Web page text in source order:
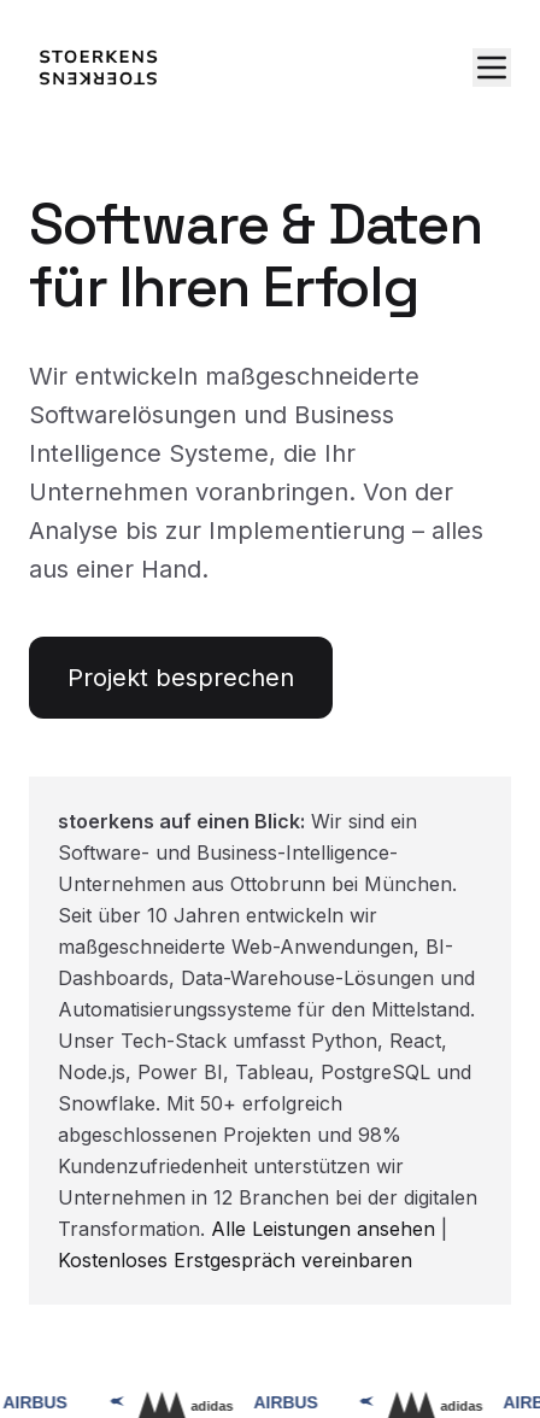
Software & Daten
für Ihren Erfolg
Wir entwickeln maßgeschneiderte
Softwarelösungen und Business
Intelligence Systeme, die Ihr
Unternehmen voranbringen. Von der
Analyse bis zur Implementierung – alles
aus einer Hand.
Projekt besprechen
stoerkens auf einen Blick: Wir sind ein
Software- und Business-Intelligence-
Unternehmen aus Ottobrunn bei München.
Seit über 10 Jahren entwickeln wir
maßgeschneiderte Web-Anwendungen, BI-
Dashboards, Data-Warehouse-Lösungen und
Automatisierungssysteme für den Mittelstand.
Unser Tech-Stack umfasst Python, React,
Node.js, Power BI, Tableau, PostgreSQL und
Snowflake. Mit 50+ erfolgreich
abgeschlossenen Projekten und 98%
Kundenzufriedenheit unterstützen wir
Unternehmen in 12 Branchen bei der digitalen
Transformation. Alle Leistungen ansehen
Kostenloses Erstgespräch vereinbaren